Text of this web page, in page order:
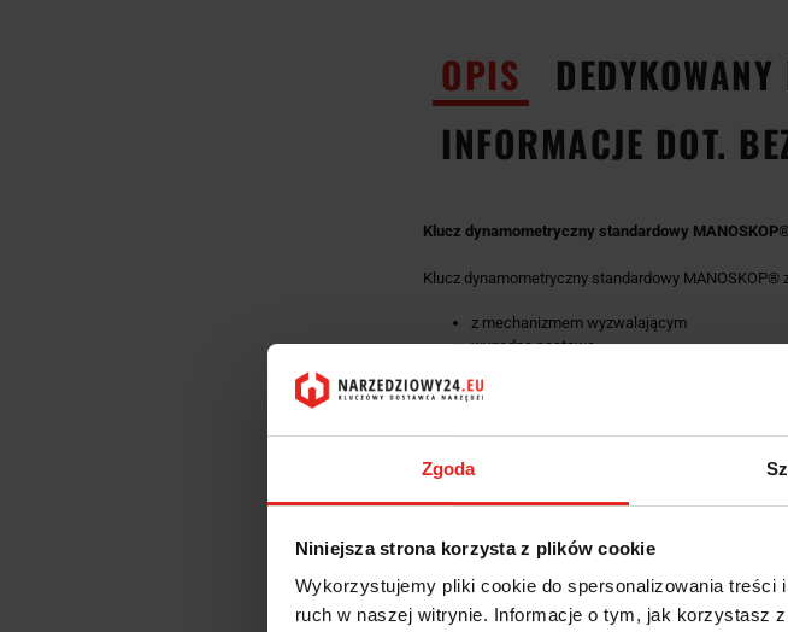
Zgoda
Niniejsza strona korzysta z plików cookie
Wykorzystujemy pliki cookie do spersonalizowania treści
ruch w naszej witrynie. Informacje o tym, jak korzystasz
OPIS
INFORMACJE DOT.
Klucz dynamometryczny standardowy
Klucz dynamometryczny standardowy
z mechanizmem wyzwalającym
wygodna nastawa
podwójna skala N·m/ft·lb
mocny korpus z rury stalowej umieszczony w
kalibracja za pomoca przyrzadu kontrolnego
z certyfikatem DIN EN ISO 6789-2:2017
odchyłka odczytu ± 4%
Narzędzia dynamometryczne, przetworniki i
oparciu o DKD-R 10-8 w celu zapewnienia